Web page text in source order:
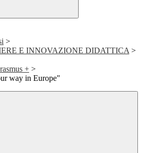
>
E INNOVAZIONE DIDATTICA >
+ >
way in Europe"